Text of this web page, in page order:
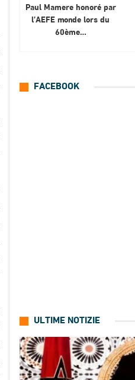
Paul Mamere honoré par
l’AEFE monde lors du
60ème…
FACEBOOK
ULTIME NOTIZIE